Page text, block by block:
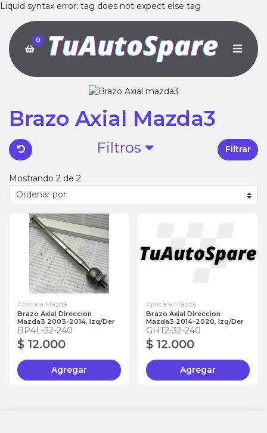
Liquid syntax error: tag does not expect else tag
0
Brazo Axial Mazda3
Filtros Filtrar
Mostrando 2 de 2
Aplica a Mazda
Brazo Axial Direccion
Mazda3 2003-2014, Izq/Der
BP4L-32-240
$ 12.000
Agregar
Aplica a Mazda
Brazo Axial Direccion
Mazda3 2014-2020, Izq/Der
GHT2-32-240
$ 12.000
Agregar